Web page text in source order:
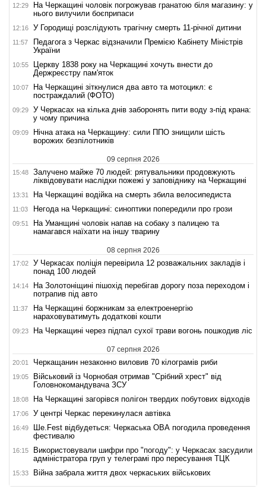
12:29
На Черкащині чоловік погрожував гранатою біля магазину: у
нього вилучили боєприпаси
12:16 У Городищі розслідують трагічну смерть 11-річної дитини
11:57
Педагога з Черкас відзначили Премією Кабінету Міністрів
України
10:55
Церкву 1838 року на Черкащині хочуть внести до
Держреєстру пам'яток
10:07
На Черкащині зіткнулися два авто та мотоцикл: є
постраждалий (ФОТО)
09:29
У Черкасах на кілька днів заборонять пити воду з-під крана:
у чому причина
09:09
Нічна атака на Черкащину: сили ППО знищили шість
ворожих безпілотників
09 серпня 2026
15:48
Залучено майже 70 людей: рятувальники продовжують
ліквідовувати наслідки пожежі у заповіднику на Черкащині
13:31 На Черкащині водійка на смерть збила велосипедиста
11:03 Негода на Черкащині: синоптики попередили про грози
09:51
На Уманщині чоловік напав на собаку з палицею та
намагався наїхати на іншу тварину
08 серпня 2026
17:02
У Черкасах поліція перевірила 12 розважальних закладів і
понад 100 людей
14:14
На Золотоніщині пішохід перебігав дорогу поза переходом і
потрапив під авто
11:37
На Черкащині боржникам за електроенергію
нараховуватимуть додаткові кошти
09:23 На Черкащині через підпал сухої трави вогонь пошкодив ліс
07 серпня 2026
20:01 Черкащанин незаконно виловив 70 кілограмів риби
19:05
Військовий із Чорнобая отримав "Срібний хрест" від
Головнокомандувача ЗСУ
18:08 На Черкащині загорівся полігон твердих побутових відходів
17:06 У центрі Черкас перекинулася автівка
16:49
Ше.Fest відбудеться: Черкаська ОВА погодила проведення
фестивалю
16:15
Використовували шифри про "погоду": у Черкасах засудили
адміністратора груп у телеграмі про пересування ТЦК
15:33 Війна забрала життя двох черкаських військових